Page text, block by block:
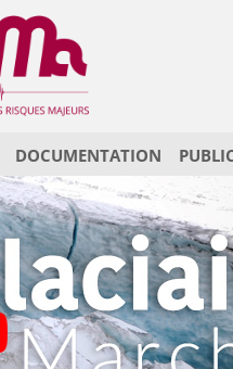
DOCUMENTATION